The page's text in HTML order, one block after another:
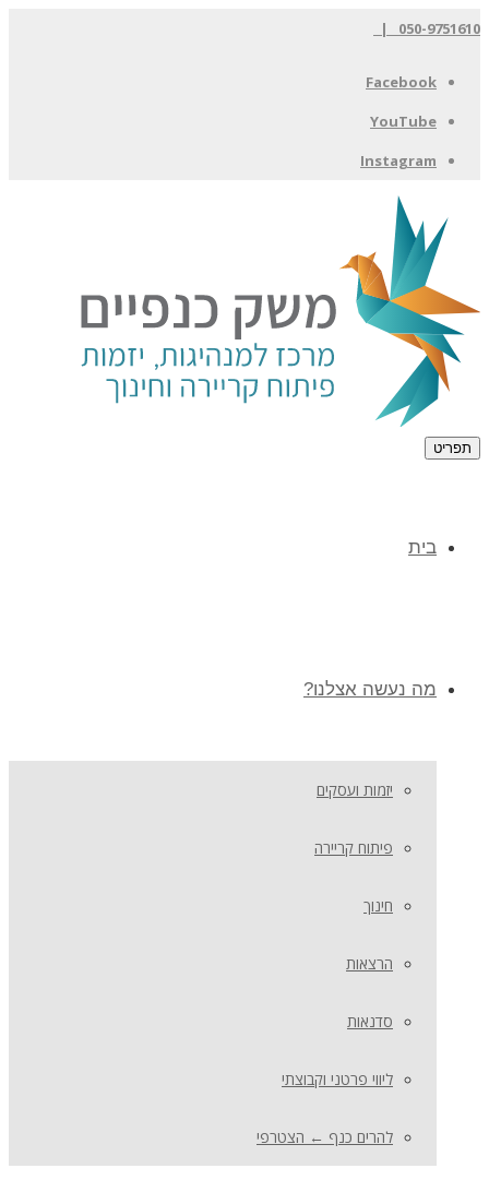
050-9751610 |
Facebook
YouTube
Instagram
תפריט
בית
מה נעשה אצלנו?
יזמות ועסקים
פיתוח קריירה
חינוך
הרצאות
סדנאות
ליווי פרטני וקבוצתי
להרים כנף ← הצטרפי